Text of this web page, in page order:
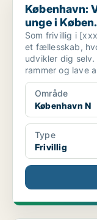
København:
unge i
Som frivillig i
et fællesskab,
udvikler dig
rammer og lave
Område
København N
Type
Frivillig